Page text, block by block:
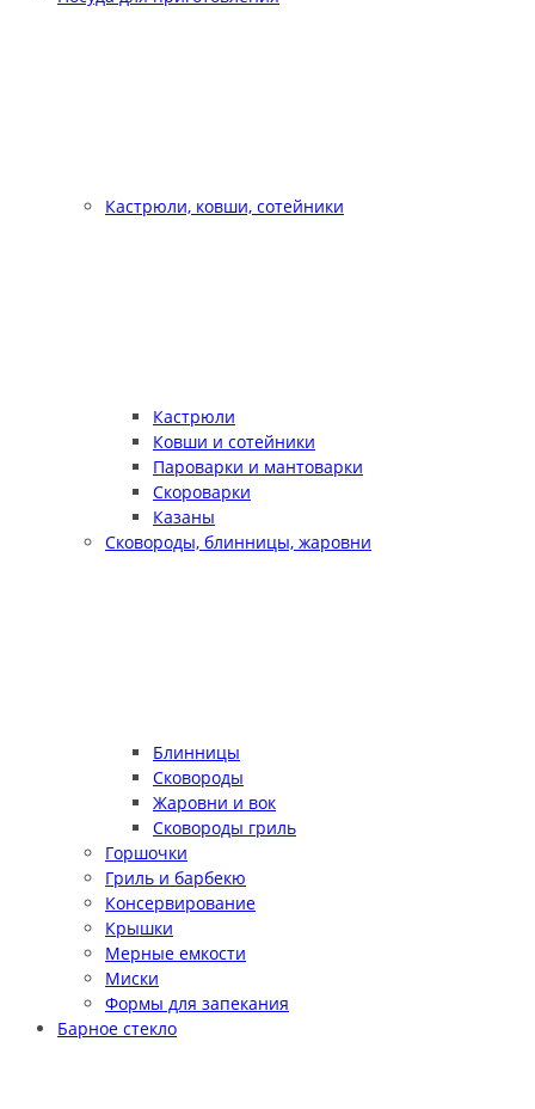
Кастрюли, ковши, сотейники
Кастрюли
Ковши и сотейники
Пароварки и мантоварки
Скороварки
Казаны
Сковороды, блинницы, жаровни
Блинницы
Сковороды
Жаровни и вок
Сковороды гриль
Горшочки
Гриль и барбекю
Консервирование
Крышки
Мерные емкости
Миски
Формы для запекания
Барное стекло